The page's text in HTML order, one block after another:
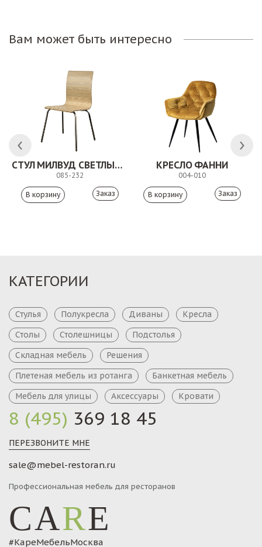
Вам может быть интересно
СТУЛ МИЛВУД СВЕТЛЫЙ ШЕЛК
085-232
Заказ
КРЕСЛО ФАННИ
004-010
Заказ
8 (495) 369 18 45
ПЕРЕЗВОНИТЕ МНЕ
sale@mebel-restoran.ru
Профессиональная мебель для ресторанов
CARE
#КареМебельМосква
КАТЕГОРИИ
Стулья Полукресла Диваны
Кресла
Столы
Столешницы
Подстолья
Складная мебель
Решения
Плетеная мебель из ротанга
Банкетная мебель
Мебель для улицы
Аксессуары Кровати